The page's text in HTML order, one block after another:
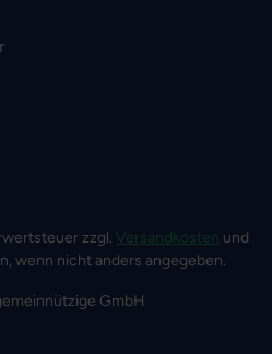
zzgl. Versandkosten und
wenn nicht anders angegeben.
GmbH